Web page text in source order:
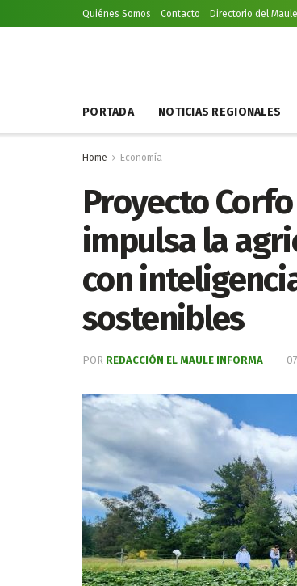
Quiénes Somos Contacto Directorio del Maule
PORTADA NOTICIAS REGIONALES
Home Economía
Proyecto
impulsa la
con
sostenibles
POR REDACCIÓN EL MAULE INFORMA